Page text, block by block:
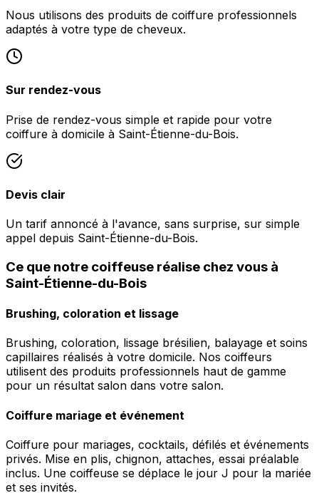
Nous utilisons des produits de coiffure professionnels
adaptés à votre type de cheveux.
Sur rendez-vous
Prise de rendez-vous simple et rapide pour votre
coiffure à domicile à Saint-Étienne-du-Bois.
Devis clair
Un tarif annoncé à l'avance, sans surprise, sur simple
appel depuis Saint-Étienne-du-Bois.
Ce que notre coiffeuse réalise chez vous à
Saint-Étienne-du-Bois
Brushing, coloration et lissage
Brushing, coloration, lissage brésilien, balayage et soins
capillaires réalisés à votre domicile. Nos coiffeurs
utilisent des produits professionnels haut de gamme
pour un résultat salon dans votre salon.
Coiffure mariage et événement
Coiffure pour mariages, cocktails, défilés et événements
privés. Mise en plis, chignon, attaches, essai préalable
inclus. Une coiffeuse se déplace le jour J pour la mariée
et ses invités.